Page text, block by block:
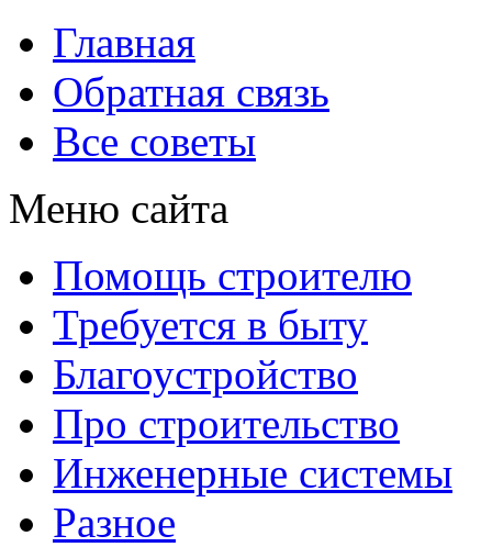
Главная
Обратная связь
Все советы
Меню сайта
Помощь строителю
Требуется в быту
Благоустройство
Про строительство
Инженерные системы
Разное